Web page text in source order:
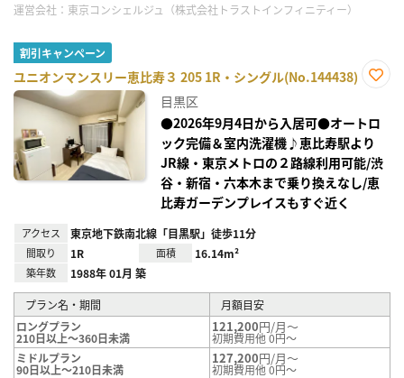
運営会社： 東京コンシェルジュ（株式会社トラストインフィニティー）
割引キャンペーン
ユニオンマンスリー恵比寿３ 205 1R・シングル(No.144438)
り登
録
目黒区
●2026年9月4日から入居可●オートロ
ック完備＆室内洗濯機♪恵比寿駅より
JR線・東京メトロの２路線利用可能/渋
谷・新宿・六本木まで乗り換えなし/恵
比寿ガーデンプレイスもすぐ近く
アクセス 東京地下鉄南北線「目黒駅」徒歩11分
間取り 1R 面積 16.14m²
築年数 1988年 01月 築
プラン名・期間
月額目安
ロングプラン
210日以上～360日未満
121,200円/月～
初期費用他 0円～
ミドルプラン
90日以上～210日未満
127,200円/月～
初期費用他 0円～